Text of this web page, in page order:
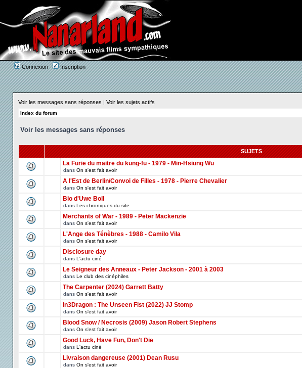
Connexion Inscription
Voir les messages sans réponses | Voir les sujets actifs
Index du forum
Voir les messages sans réponses
SUJETS
La Furie du maitre du kung-fu - 1979 - Min-Hsiung Wu
dans On s'est fait avoir
A l'Est de Berlin/Convoi de Filles - 1978 - Pierre Chevalier
dans On s'est fait avoir
Bio d'Uwe Boll
dans Les chroniques du site
Merchants of War - 1989 - Peter Mackenzie
dans On s'est fait avoir
L'Ange des Ténèbres - 1988 - Camilo Vila
dans On s'est fait avoir
Disclosure day
dans L'actu ciné
Le Seigneur des Anneaux - Peter Jackson - 2001 à 2003
dans Le club des cinéphiles
The Carpenter (2024) Garrett Batty
dans On s'est fait avoir
In3Dragon : The Unseen Fist (2022) JJ Stomp
dans On s'est fait avoir
Blood Snow / Necrosis (2009) Jason Robert Stephens
dans On s'est fait avoir
Good Luck, Have Fun, Don't Die
dans L'actu ciné
Livraison dangereuse (2001) Dean Rusu
dans On s'est fait avoir